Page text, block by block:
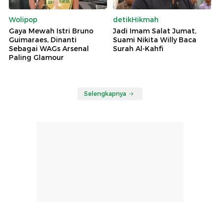
Wolipop
Gaya Mewah Istri Bruno
Guimaraes, Dinanti
Sebagai WAGs Arsenal
Paling Glamour
detikHikmah
Jadi Imam Salat Jumat,
Suami Nikita Willy Baca
Surah Al-Kahfi
Selengkapnya